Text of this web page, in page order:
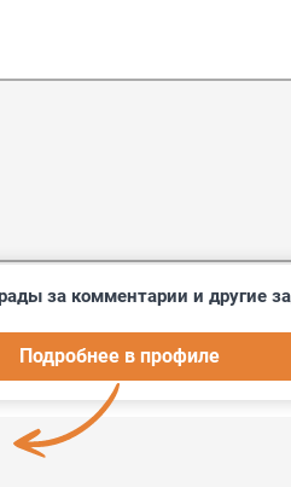
тоже. Вы не в теме.
за комментарии и другие
Подробнее в профиле